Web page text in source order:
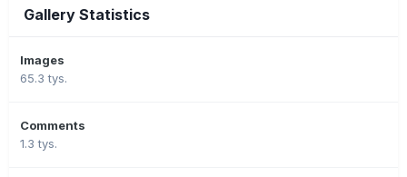
Gallery Statistics
Images
65.3 tys.
Comments
1.3 tys.